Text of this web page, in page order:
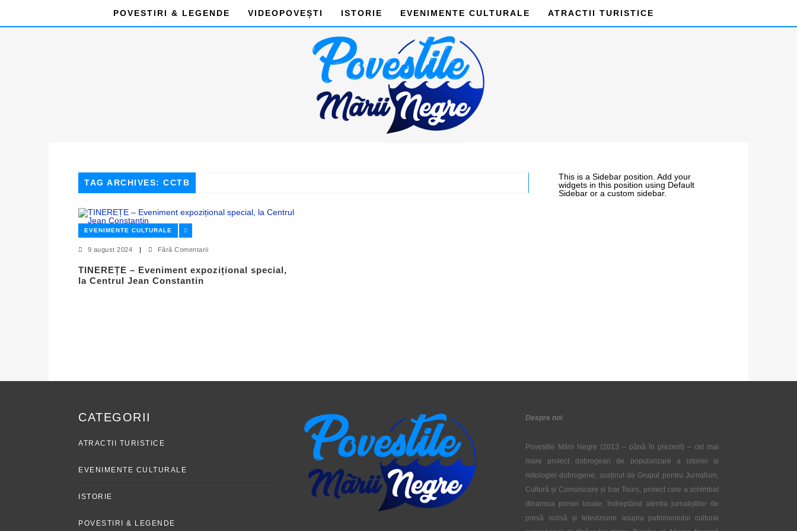
POVESTIRI & LEGENDE VIDEOPOVEȘTI ISTORIE EVENIMENTE CULTURALE ATRACTII TURISTICE
TAG ARCHIVES: CCTB
EVENIMENTE CULTURALE
9 august 2024 | Fără Comentarii
TINEREȚE – Eveniment expozițional special,
la Centrul Jean Constantin
This is a Sidebar position. Add your
widgets in this position using Default
Sidebar or a custom sidebar.
CATEGORII
ATRACTII TURISTICE
EVENIMENTE CULTURALE
ISTORIE
POVESTIRI & LEGENDE
Despre noi
Poveștile Mării Negre (2013 – până în prezent) – cel mai
mare proiect dobrogean de popularizare a istoriei și
mitologiei dobrogene, susținut de Grupul pentru Jurnalism,
Cultură și Comunicare și Icar Tours, proiect care a schimbat
dinamica presei locale, îndreptând atenția jurnaliștilor de
presă scrisă și televiziune asupra patrimoniului cultural